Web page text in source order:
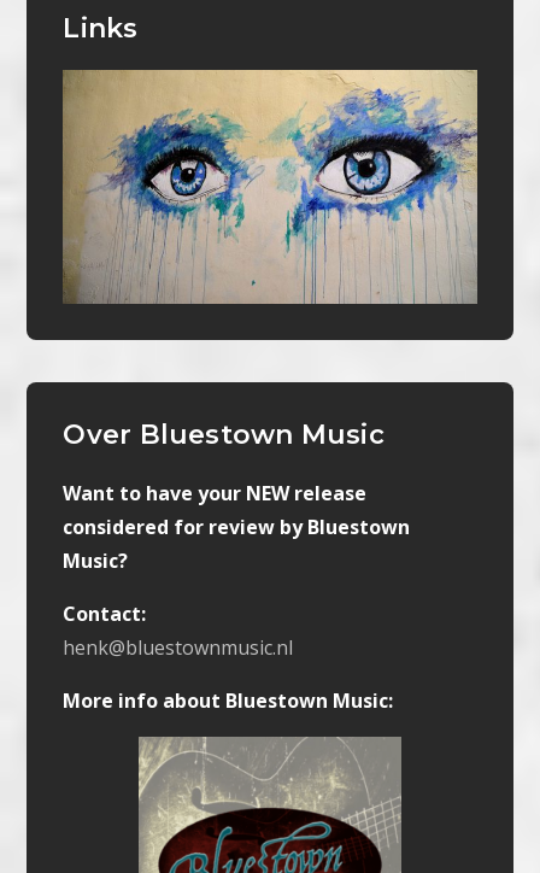
Links
Over Bluestown Music
Want to have your NEW release
considered for review by Bluestown
Music?
Contact:
henk@bluestownmusic.nl
More info about Bluestown Music: